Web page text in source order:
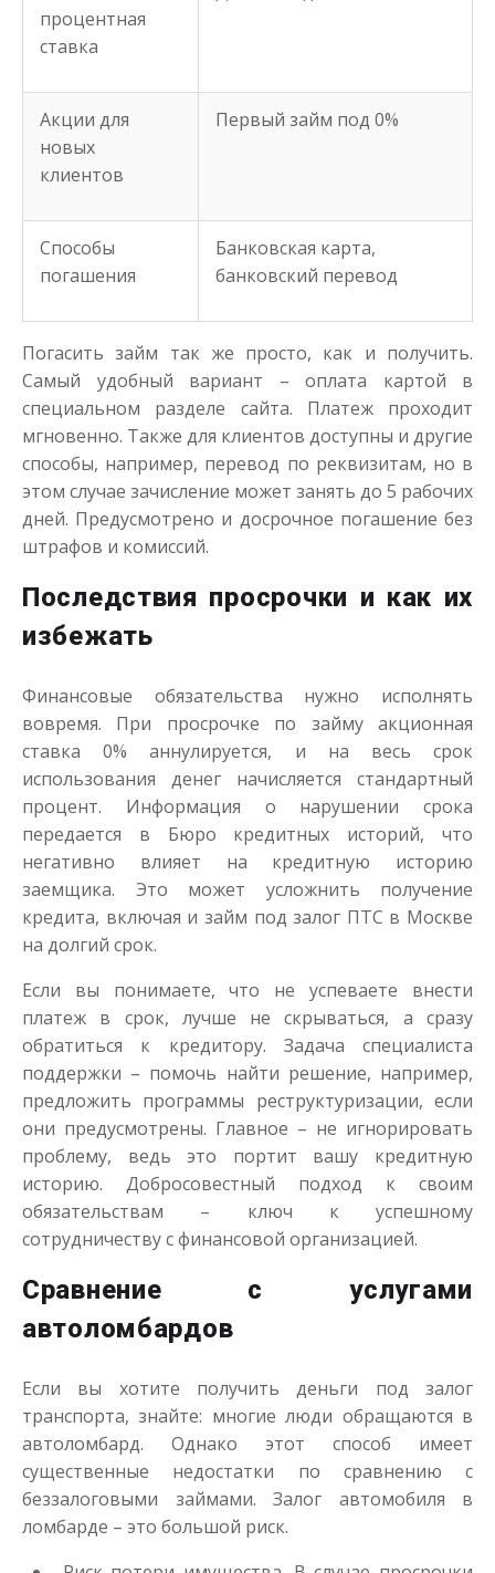
процентная
ставка
Акции для
новых
клиентов
Первый займ под 0%
Способы
погашения
Банковская карта,
банковский перевод
Погасить займ так же просто, как и получить.
Самый удобный вариант – оплата картой в
специальном разделе сайта. Платеж проходит
мгновенно. Также для клиентов доступны и другие
способы, например, перевод по реквизитам, но в
этом случае зачисление может занять до 5 рабочих
дней. Предусмотрено и досрочное погашение без
штрафов и комиссий.
Последствия просрочки и как их
избежать
Финансовые обязательства нужно исполнять
вовремя. При просрочке по займу акционная
ставка 0% аннулируется, и на весь срок
использования денег начисляется стандартный
процент. Информация о нарушении срока
передается в Бюро кредитных историй, что
негативно влияет на кредитную историю
заемщика. Это может усложнить получение
кредита, включая и займ под залог ПТС в Москве
на долгий срок.
Если вы понимаете, что не успеваете внести
платеж в срок, лучше не скрываться, а сразу
обратиться к кредитору. Задача специалиста
поддержки – помочь найти решение, например,
предложить программы реструктуризации, если
они предусмотрены. Главное – не игнорировать
проблему, ведь это портит вашу кредитную
историю. Добросовестный подход к своим
обязательствам – ключ к успешному
сотрудничеству с финансовой организацией.
Сравнение с услугами
автоломбардов
Если вы хотите получить деньги под залог
транспорта, знайте: многие люди обращаются в
автоломбард. Однако этот способ имеет
существенные недостатки по сравнению с
беззалоговыми займами. Залог автомобиля в
ломбарде – это большой риск.